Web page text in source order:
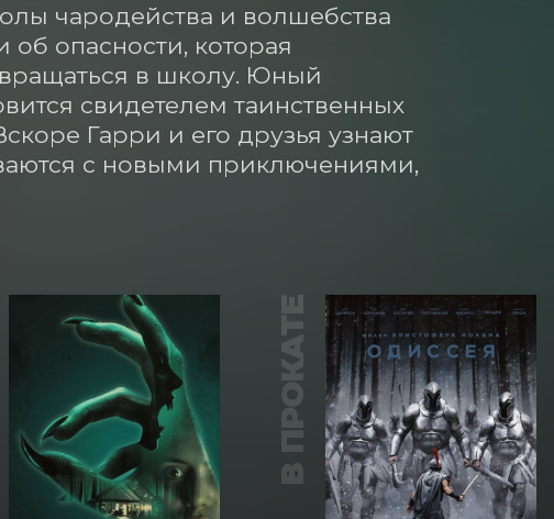
чародейства и волшебства
опасности, которая
в школу. Юный
свидетелем таинственных
Гарри и его друзья узнают
с новыми приключениями,
В ПРОКАТЕ